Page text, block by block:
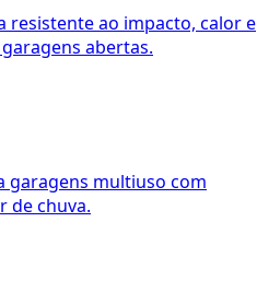
resistente ao impacto, calor e
abertas.
garagens multiuso com
de chuva.